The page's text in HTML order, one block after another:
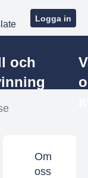
Logga in
och
Om
oss